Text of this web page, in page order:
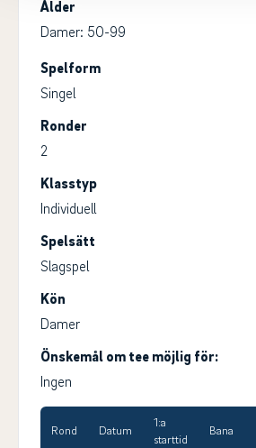
Ålder
Damer: 50-99
Spelform
Singel
Ronder
2
Klasstyp
Individuell
Spelsätt
Slagspel
Kön
Damer
Önskemål om tee möjlig för:
Ingen
Rond Datum
1:a
starttid
Bana